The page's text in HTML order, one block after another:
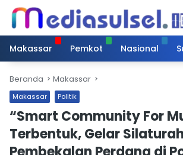
Langsung
konten
Makassar
Pemkot Nasional
Beranda Makassar
Makassar Politik
“Smart Community For
Terbentuk, Gelar